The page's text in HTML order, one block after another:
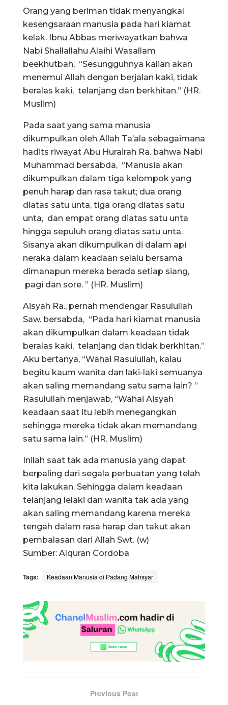
Orang yang beriman tidak menyangkal
kesengsaraan manusia pada hari kiamat
kelak. Ibnu Abbas meriwayatkan bahwa
Nabi Shallallahu Alaihi Wasallam
beekhutbah, “Sesungguhnya kalian akan
menemui Allah dengan berjalan kaki, tidak
beralas kaki, telanjang dan berkhitan.” (HR.
Muslim)
Pada saat yang sama manusia
dikumpulkan oleh Allah Ta’ala sebagaimana
hadits riwayat Abu Hurairah Ra. bahwa Nabi
Muhammad bersabda, “Manusia akan
dikumpulkan dalam tiga kelompok yang
penuh harap dan rasa takut; dua orang
diatas satu unta, tiga orang diatas satu
unta, dan empat orang diatas satu unta
hingga sepuluh orang diatas satu unta.
Sisanya akan dikumpulkan di dalam api
neraka dalam keadaan selalu bersama
dimanapun mereka berada setiap siang,
pagi dan sore. ” (HR. Muslim)
Aisyah Ra., pernah mendengar Rasulullah
Saw. bersabda, “Pada hari kiamat manusia
akan dikumpulkan dalam keadaan tidak
beralas kaki, telanjang dan tidak berkhitan.”
Aku bertanya, “Wahai Rasulullah, kalau
begitu kaum wanita dan laki-laki semuanya
akan saling memandang satu sama lain? ”
Rasulullah menjawab, “Wahai Aisyah
keadaan saat itu lebih menegangkan
sehingga mereka tidak akan memandang
satu sama lain.” (HR. Muslim)
Inilah saat tak ada manusia yang dapat
berpaling dari segala perbuatan yang telah
kita lakukan. Sehingga dalam keadaan
telanjang lelaki dan wanita tak ada yang
akan saling memandang karena mereka
tengah dalam rasa harap dan takut akan
pembalasan dari Allah Swt. (w)
Sumber: Alquran Cordoba
Tags: Keadaan Manusia di Padang Mahsyar
Previous Post